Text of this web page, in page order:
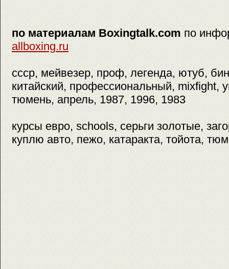
по материалам Boxingtalk.com по
allboxing.ru
ссср, мейвезер, проф, легенда, ютуб,
китайский, профессиональный, mixfight,
тюмень, апрель, 1987, 1996, 1983
курсы евро, schools, серьги золотые,
куплю авто, пежо, катаракта, тойота,